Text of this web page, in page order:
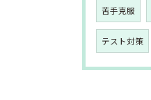
苦手克服
テスト対策